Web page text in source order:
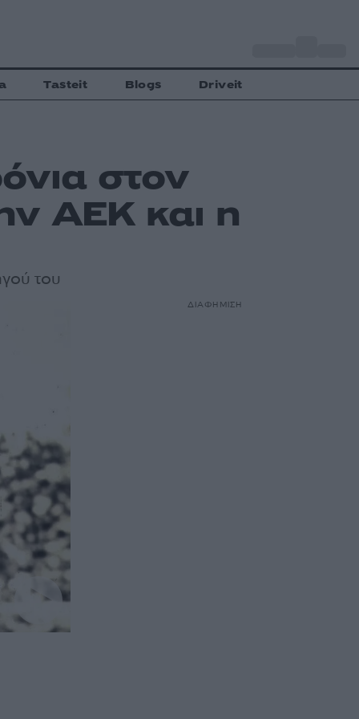
Tasteit Blogs Driveit
στον
ΑΕΚ και η
του
ΔΙΑΦΗΜΙΣΗ